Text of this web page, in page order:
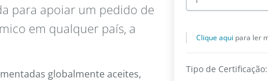
para apoiar um pedido de
em qualquer país, a
globalmente aceites,